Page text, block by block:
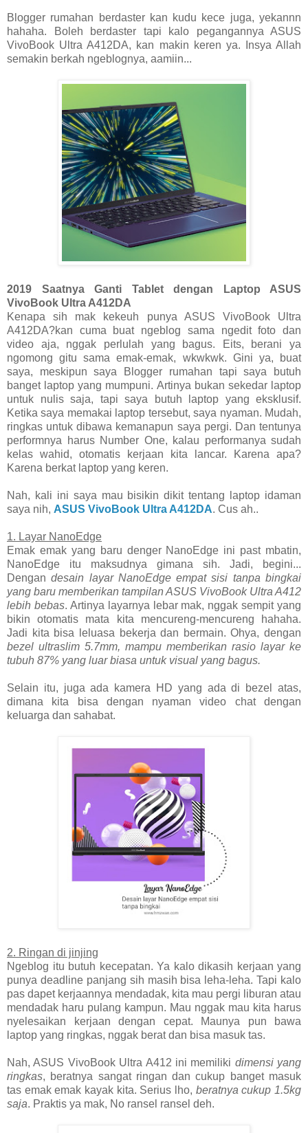
Blogger rumahan berdaster kan kudu kece juga, yekannn
hahaha. Boleh berdaster tapi kalo pegangannya ASUS
VivoBook Ultra A412DA, kan makin keren ya. Insya Allah
semakin berkah ngeblognya, aamiin...
2019 Saatnya Ganti Tablet dengan Laptop ASUS
VivoBook Ultra A412DA
Kenapa sih mak kekeuh punya ASUS VivoBook Ultra
A412DA?kan cuma buat ngeblog sama ngedit foto dan
video aja, nggak perlulah yang bagus. Eits, berani ya
ngomong gitu sama emak-emak, wkwkwk. Gini ya, buat
saya, meskipun saya Blogger rumahan tapi saya butuh
banget laptop yang mumpuni. Artinya bukan sekedar laptop
untuk nulis saja, tapi saya butuh laptop yang eksklusif.
Ketika saya memakai laptop tersebut, saya nyaman. Mudah,
ringkas untuk dibawa kemanapun saya pergi. Dan tentunya
performnya harus Number One, kalau performanya sudah
kelas wahid, otomatis kerjaan kita lancar. Karena apa?
Karena berkat laptop yang keren.
Nah, kali ini saya mau bisikin dikit tentang laptop idaman
saya nih, ASUS VivoBook Ultra A412DA. Cus ah..
1. Layar NanoEdge
Emak emak yang baru denger NanoEdge ini past mbatin,
NanoEdge itu maksudnya gimana sih. Jadi, begini...
Dengandesain layar NanoEdge empat sisi tanpa bingkai
yang baru memberikan tampilan ASUS VivoBook Ultra A412
lebih bebas. Artinya layarnya lebar mak, nggak sempit yang
bikin otomatis mata kita mencureng-mencureng hahaha.
Jadi kita bisa leluasa bekerja dan bermain. Ohya, dengan
bezel ultraslim 5.7mm, mampu memberikan rasio layar ke
tubuh 87% yang luar biasa untuk visual yang bagus.
Selain itu, juga ada kamera HD yang ada di bezel atas,
dimana kita bisa dengan nyaman video chat dengan
keluarga dan sahabat.
2. Ringan di jinjing
Ngeblog itu butuh kecepatan. Ya kalo dikasih kerjaan yang
punya deadline panjang sih masih bisa leha-leha. Tapi kalo
pas dapet kerjaannya mendadak, kita mau pergi liburan atau
mendadak haru pulang kampun. Mau nggak mau kita harus
nyelesaikan kerjaan dengan cepat. Maunya pun bawa
laptop yang ringkas, nggak berat dan bisa masuk tas.
Nah, ASUS VivoBook Ultra A412 ini memiliki dimensi yang
ringkas, beratnya sangat ringan dan cukup banget masuk
tas emak emak kayak kita. Serius lho, beratnya cukup 1.5kg
saja. Praktis ya mak, No ransel ransel deh.